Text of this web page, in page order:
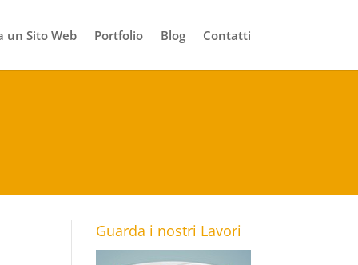
un Sito Web Portfolio Blog Contatti
Guarda i nostri Lavori